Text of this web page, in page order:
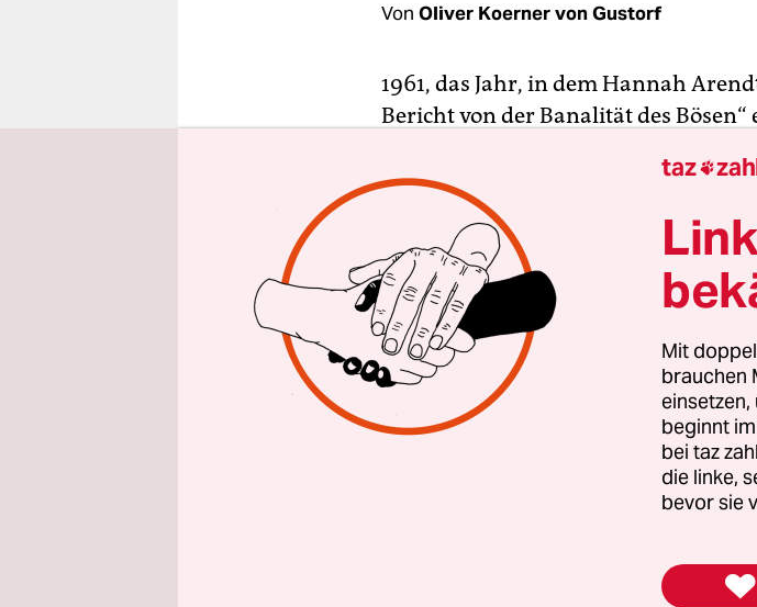
Von Oliver Koerner von Gustorf
1961, das Jahr, in dem Hannah
Bericht von der Banalität des
Sonderling, der traumatisiert aus
Sprössling einer Schlachterfamilie
Vögeln sprach, nackt im Dorfteich
Faulhabers Vater hatte seinen
einweisen lassen. Nie wieder wurde
gesprochen. Faulhaber war
ihm machte. Dabei war er selbst
fränkischen Kleinstadt Lauda. Ein
taz 
Mit
brauchen
beginnt
bei taz
die linke,
bevor sie
